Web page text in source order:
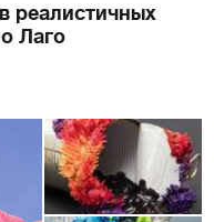
реалистичных
Лаго